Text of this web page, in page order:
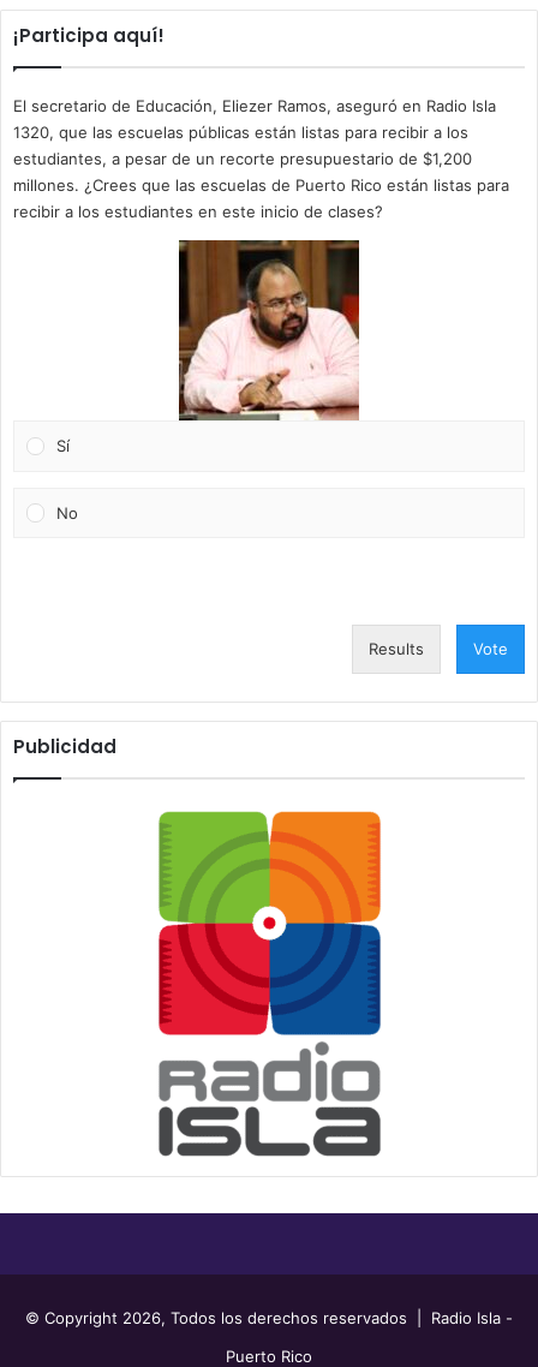
¡Participa aquí!
El secretario de Educación, Eliezer Ramos, aseguró en Radio Isla
1320, que las escuelas públicas están listas para recibir a los
estudiantes, a pesar de un recorte presupuestario de $1,200
millones. ¿Crees que las escuelas de Puerto Rico están listas para
recibir a los estudiantes en este inicio de clases?
Sí
No
Results Vote
Publicidad
© Copyright 2026, Todos los derechos reservados | Radio Isla -
Puerto Rico